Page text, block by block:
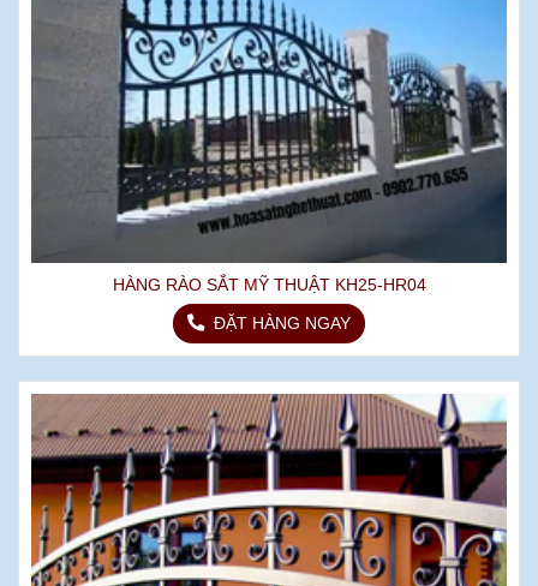
HÀNG RÀO SẮT MỸ THUẬT KH25-HR04
ĐẶT HÀNG NGAY